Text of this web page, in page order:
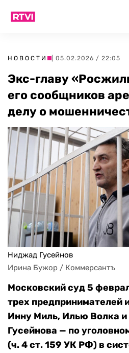
НОВОСТИ | 05.02.2026 / 22:05
Экс-главу
его сообщников
делу о
Ниджад Гусейнов
Ирина Бужор / Коммерсантъ
Московский суд 5
трех предпринимателей
Инну Миль, Илью Волка
Гусейнова — по
(ч. 4 ст. 159 УК РФ) в